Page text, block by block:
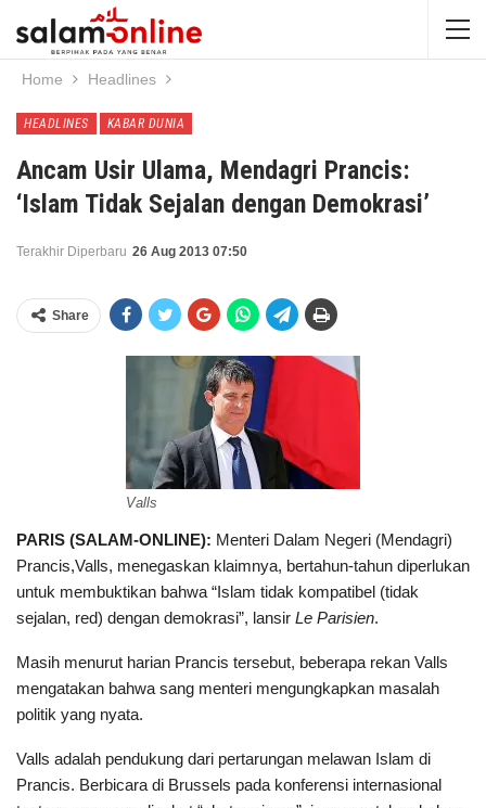
Home Headlines
HEADLINES KABAR DUNIA
Ancam Usir Ulama, Mendagri Prancis:
‘Islam Tidak Sejalan dengan Demokrasi’
Terakhir Diperbaru 26 Aug 2013 07:50
Share
Valls
PARIS (SALAM-ONLINE): Menteri Dalam Negeri (Mendagri)
Prancis,Valls, menegaskan klaimnya, bertahun-tahun diperlukan
untuk membuktikan bahwa “Islam tidak kompatibel (tidak
sejalan, red) dengan demokrasi”, lansir Le Parisien.
Masih menurut harian Prancis tersebut, beberapa rekan Valls
mengatakan bahwa sang menteri mengungkapkan masalah
politik yang nyata.
Valls adalah pendukung dari pertarungan melawan Islam di
Prancis. Berbicara di Brussels pada konferensi internasional